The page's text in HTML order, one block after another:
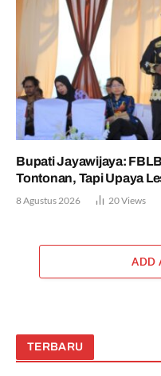
Bupati Jayawijaya:
Tontonan, Tapi Upaya
8 Agustus 2026 20Views
ADD
TERBARU